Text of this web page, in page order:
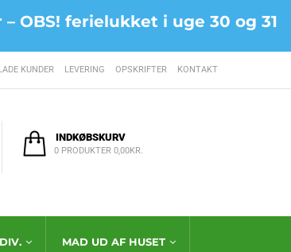
OBS! ferielukket i uge 30 og 31
KUNDER LEVERING OPSKRIFTER KONTAKT
INDKØBSKURV
0 PRODUKTER 0,00KR.
DIV. MAD UD AF HUSET